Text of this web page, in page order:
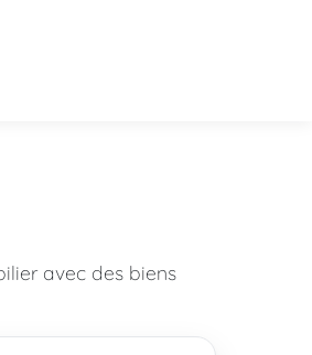
avec des biens